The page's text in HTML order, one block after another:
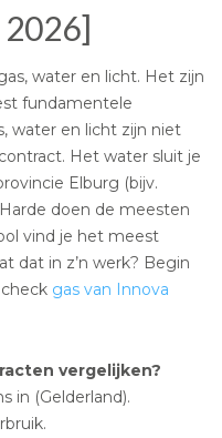
water en licht. Het zijn
fundamentele
water en licht zijn niet
Het water sluit je
Elburg (bijv.
doen de meesten
vind je het meest
dat in z’n werk? Begin
gas van Innova
vergelijken?
in (Gelderland).